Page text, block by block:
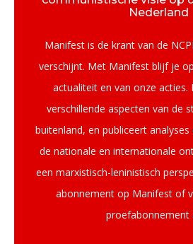
Nederland
Manifest is de krant van de
verschijnt. Met Manifest blijf je
actualiteit en van onze acties.
verschillende aspecten van de
buitenland, en publiceert
de nationale en internationale
een marxistisch-leninistisch
abonnement op Manifest of
proefabonnement